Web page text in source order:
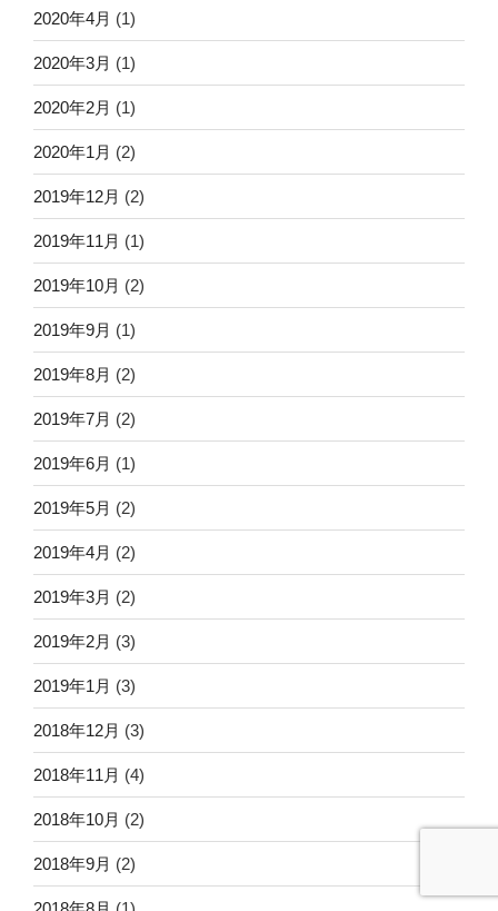
2020年4月 (1)
2020年3月 (1)
2020年2月 (1)
2020年1月 (2)
2019年12月 (2)
2019年11月 (1)
2019年10月 (2)
2019年9月 (1)
2019年8月 (2)
2019年7月 (2)
2019年6月 (1)
2019年5月 (2)
2019年4月 (2)
2019年3月 (2)
2019年2月 (3)
2019年1月 (3)
2018年12月 (3)
2018年11月 (4)
2018年10月 (2)
2018年9月 (2)